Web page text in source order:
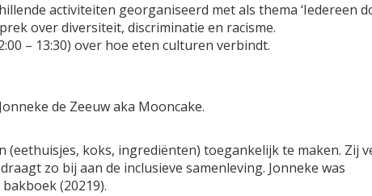
activiteiten georganiseerd met als thema ‘Iedereen
over diversiteit, discriminatie en racisme.
– 13:30) over hoe eten culturen verbindt.
de Zeeuw aka Mooncake.
(eethuisjes, koks, ingrediënten) toegankelijk te maken. Zij
zo bij aan de inclusieve samenleving. Jonneke was
(20219).